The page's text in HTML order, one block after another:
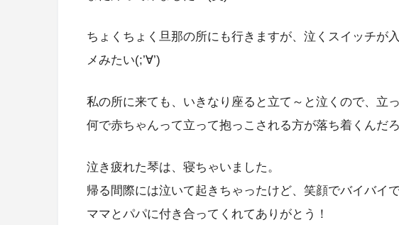
ちょくちょく旦那の所にも行きますが、泣くスイッチが
メみたい(;’∀’)
私の所に来ても、いきなり座ると立て～と泣くので、立
何で赤ちゃんって立って抱っこされる方が落ち着くんだろ
泣き疲れた琴は、寝ちゃいました。
帰る間際には泣いて起きちゃったけど、笑顔でバイバイ
ママとパパに付き合ってくれてありがとう！